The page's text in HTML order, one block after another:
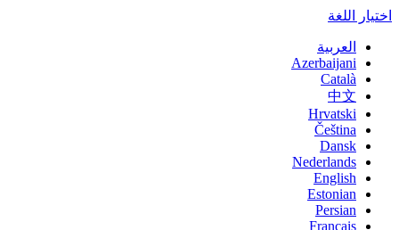
اختيار اللغة
العربية
Azerbaijani
Català
中文
Hrvatski
Čeština
Dansk
Nederlands
English
Estonian
Persian
Français